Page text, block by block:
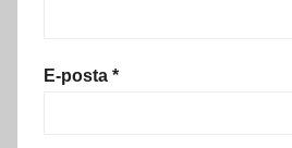
E-posta *